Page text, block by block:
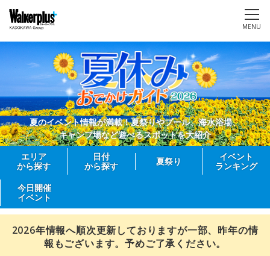
MENU
夏のイベント情報が満載！夏祭りやプール、海水浴場、
キャンプ場など遊べるスポットを大紹介
エリア
から探す
日付
から探す
夏祭り
イベント
ランキング
今日開催
イベント
2026年情報へ順次更新しておりますが一部、昨年の情
報もございます。予めご了承ください。